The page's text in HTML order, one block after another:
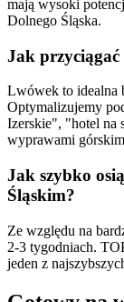
mają wysoki
Dolnego Śląska.
Jak
Lwówek to idealna
Optymalizujemy
Izerskie", "hotel na
wyprawami
Jak szybko
Śląskim?
Ze względu na
2-3 tygodniach.
jeden z